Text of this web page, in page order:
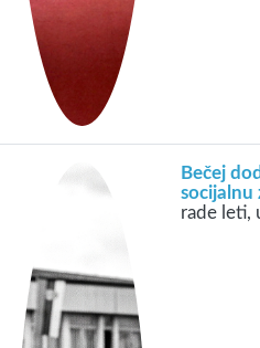
Bečej
socijalnu
rade leti,